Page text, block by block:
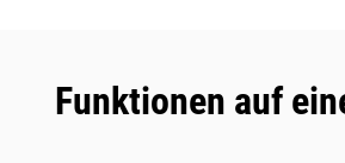
Funktionen auf